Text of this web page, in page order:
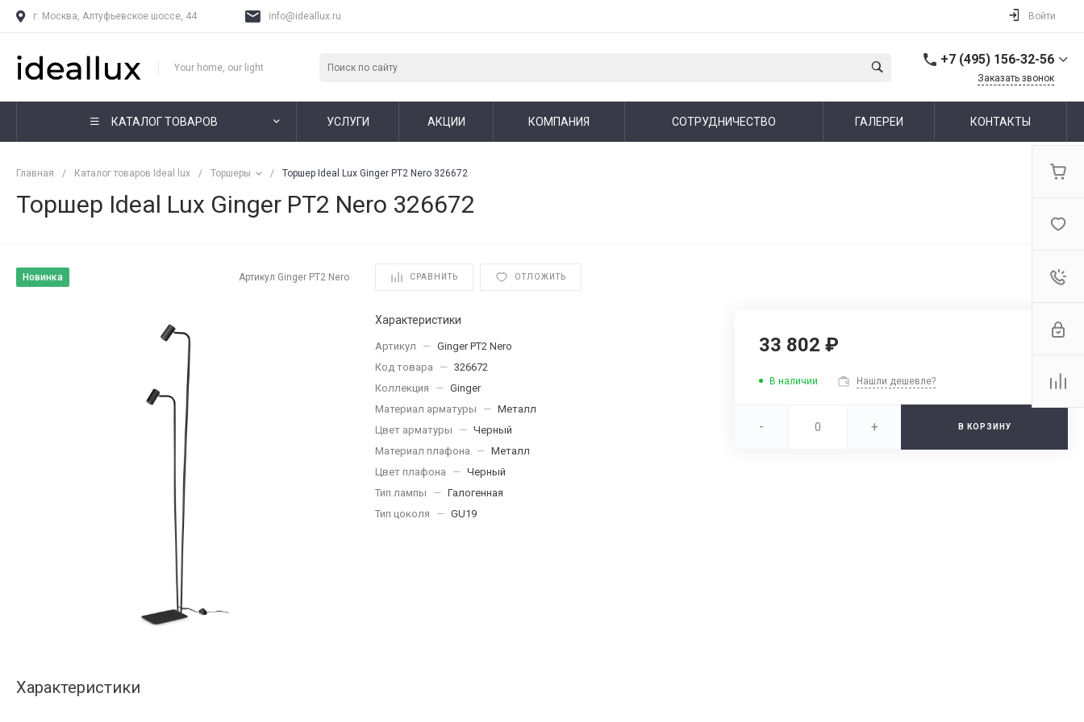
г. Москва, Алтуфьевское шоссе, 44 info@ideallux.ru Войти
Your home, our light
+7 (495) 156-32-56
г. Москва,
Пн-Пт: 10:00-19:00 Cб-Вс:
Заказать звонок
КАТАЛОГ ТОВАРОВ УСЛУГИ АКЦИИ КОМПАНИЯ СОТРУДНИЧЕСТВО ГАЛЕРЕИ КОНТАКТЫ
Главная / Каталог товаров Ideal lux / Торшеры / Торшер Ideal Lux Ginger PT2 Nero 326672
Торшер Ideal Lux Ginger PT2 Nero 326672
Новинка Артикул Ginger PT2 Nero СРАВНИТЬ ОТЛОЖИТЬ
Характеристики
Артикул — Ginger PT2 Nero
Код товара
— 326672
Коллекция
— Ginger
Материал арматуры
— Металл
Цвет арматуры
— Черный
Материал плафона
— Металл
Цвет плафона
— Черный
Тип лампы
— Галогенная
Тип цоколя
— GU19
33 802 ₽
В наличии Нашли дешевле?
- + В КОРЗИНУ
Характеристики